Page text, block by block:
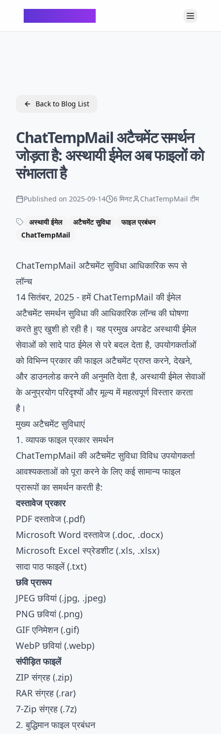
Back to Blog List
ChatTempMail अटैचमेंट समर्थन
जोड़ता है: अस्थायी ईमेल अब फाइलों को
संभालता है
Published on 2025-09-14 6 मिनट ChatTempMail टीम
अस्थायी ईमेल अटैचमेंट सुविधा
फाइल प्रबंधन
ChatTempMail
ChatTempMail अटैचमेंट सुविधा आधिकारिक रूप से
लॉन्च
14 सितंबर, 2025 - हमें ChatTempMail की ईमेल
अटैचमेंट समर्थन सुविधा की आधिकारिक लॉन्च की घोषणा
करते हुए खुशी हो रही है। यह प्रमुख अपडेट अस्थायी ईमेल
सेवाओं को सादे पाठ ईमेल से परे बदल देता है, उपयोगकर्ताओं
को विभिन्न प्रकार की फाइल अटैचमेंट प्राप्त करने, देखने,
और डाउनलोड करने की अनुमति देता है, अस्थायी ईमेल सेवाओं
के अनुप्रयोग परिदृश्यों और मूल्य में महत्वपूर्ण विस्तार करता
है।
मुख्य अटैचमेंट सुविधाएं
1. व्यापक फाइल प्रकार समर्थन
ChatTempMail की अटैचमेंट सुविधा विविध उपयोगकर्ता
आवश्यकताओं को पूरा करने के लिए कई सामान्य फाइल
प्रारूपों का समर्थन करती है:
दस्तावेज प्रकार
PDF दस्तावेज (.pdf)
Microsoft Word दस्तावेज (.doc, .docx)
Microsoft Excel स्प्रेडशीट (.xls, .xlsx)
सादा पाठ फाइलें (.txt)
छवि प्रारूप
JPEG छवियां (.jpg, .jpeg)
PNG छवियां (.png)
GIF एनिमेशन (.gif)
WebP छवियां (.webp)
संपीड़ित फाइलें
ZIP संग्रह (.zip)
RAR संग्रह (.rar)
7-Zip संग्रह (.7z)
2. बुद्धिमान फाइल प्रबंधन